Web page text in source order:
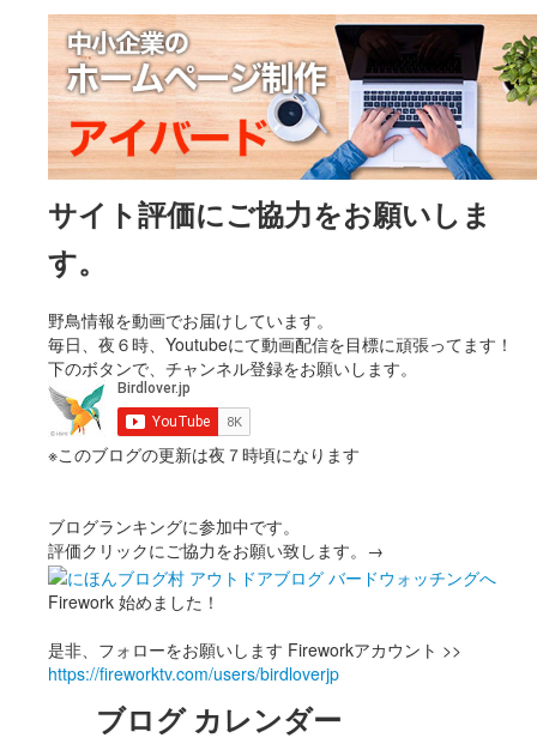
サイト評価にご協力をお願いしま
す。
野鳥情報を動画でお届けしています。
毎日、夜６時、Youtubeにて動画配信を目標に頑張ってます！
下のボタンで、チャンネル登録をお願いします。
※このブログの更新は夜７時頃になります
ブログランキングに参加中です。
評価クリックにご協力をお願い致します。→
Firework 始めました！
是非、フォローをお願いします Fireworkアカウント >>
https://fireworktv.com/users/birdloverjp
ブログ カレンダー